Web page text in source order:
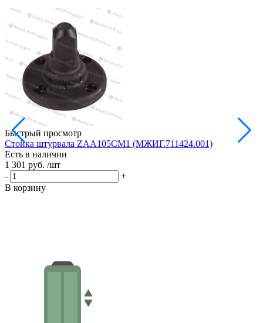
Быстрый просмотр
Стойка штурвала ZAA105CM1 (МЖИГ.711424.001)
Есть в наличии
1 301 руб. /шт
-
+
В корзину